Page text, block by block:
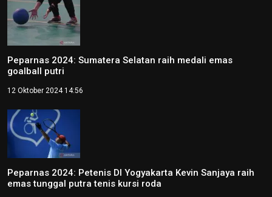
Peparnas 2024: Sumatera Selatan raih medali emas
goalball putri
12 Oktober 2024 14:56
Peparnas 2024: Petenis DI Yogyakarta Kevin Sanjaya raih
emas tunggal putra tenis kursi roda